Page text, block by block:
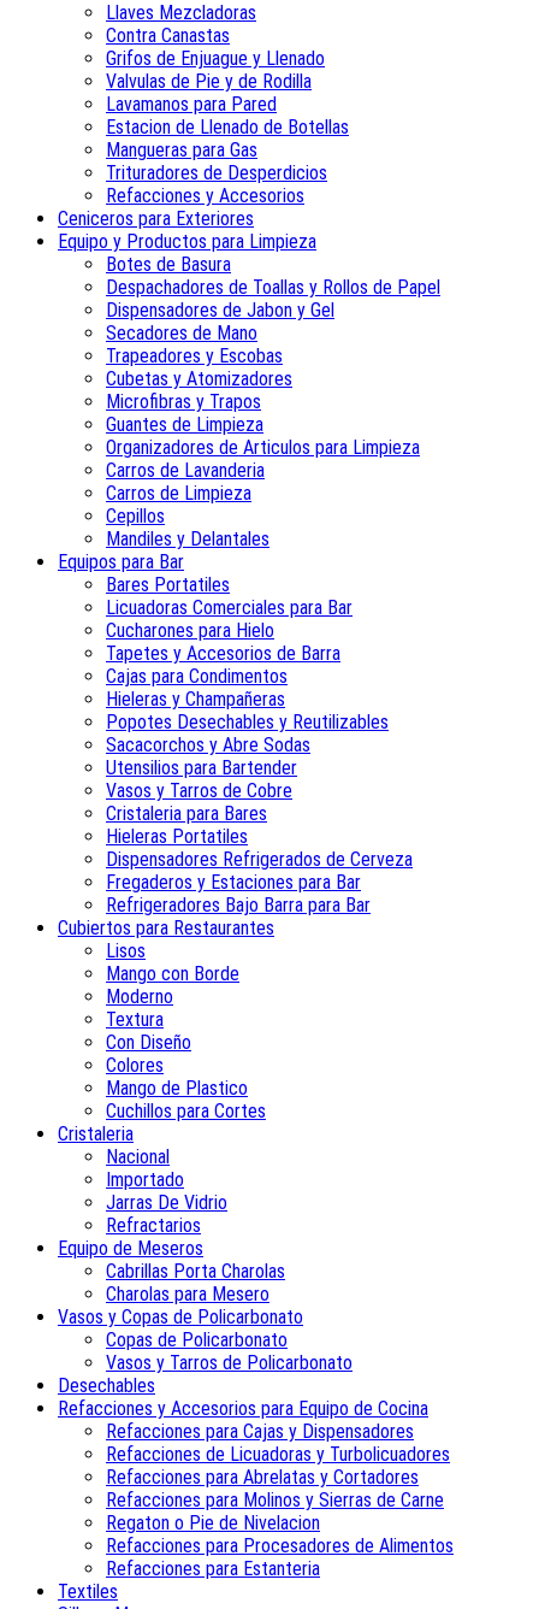
Llaves Mezcladoras
Contra Canastas
Grifos de Enjuague y Llenado
Valvulas de Pie y de Rodilla
Lavamanos para Pared
Estacion de Llenado de Botellas
Mangueras para Gas
Trituradores de Desperdicios
Refacciones y Accesorios
Ceniceros para Exteriores
Equipo y Productos para Limpieza
Botes de Basura
Despachadores de Toallas y Rollos de Papel
Dispensadores de Jabon y Gel
Secadores de Mano
Trapeadores y Escobas
Cubetas y Atomizadores
Microfibras y Trapos
Guantes de Limpieza
Organizadores de Articulos para Limpieza
Carros de Lavanderia
Carros de Limpieza
Cepillos
Mandiles y Delantales
Equipos para Bar
Bares Portatiles
Licuadoras Comerciales para Bar
Cucharones para Hielo
Tapetes y Accesorios de Barra
Cajas para Condimentos
Hieleras y Champañeras
Popotes Desechables y Reutilizables
Sacacorchos y Abre Sodas
Utensilios para Bartender
Vasos y Tarros de Cobre
Cristaleria para Bares
Hieleras Portatiles
Dispensadores Refrigerados de Cerveza
Fregaderos y Estaciones para Bar
Refrigeradores Bajo Barra para Bar
Cubiertos para Restaurantes
Lisos
Mango con Borde
Moderno
Textura
Con Diseño
Colores
Mango de Plastico
Cuchillos para Cortes
Cristaleria
Nacional
Importado
Jarras De Vidrio
Refractarios
Equipo de Meseros
Cabrillas Porta Charolas
Charolas para Mesero
Vasos y Copas de Policarbonato
Copas de Policarbonato
Vasos y Tarros de Policarbonato
Desechables
Refacciones y Accesorios para Equipo de Cocina
Refacciones para Cajas y Dispensadores
Refacciones de Licuadoras y Turbolicuadores
Refacciones para Abrelatas y Cortadores
Refacciones para Molinos y Sierras de Carne
Regaton o Pie de Nivelacion
Refacciones para Procesadores de Alimentos
Refacciones para Estanteria
Textiles